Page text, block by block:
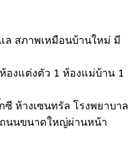
ล สภาพเหมือนบ้านใหม่ มี
องแต่งตัว 1 ห้องแม่บ้าน 1
ห้างเซนทรัล โรงพยาบาล
ถนนขนาดใหญ่ผ่านหน้า